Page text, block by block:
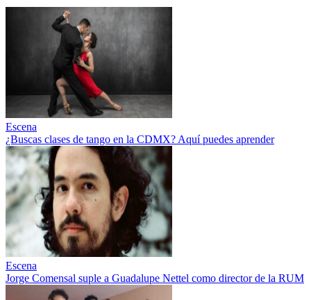
Escena
¿Buscas clases de tango en la CDMX? Aquí puedes aprender
Escena
Jorge Comensal suple a Guadalupe Nettel como director de la RUM